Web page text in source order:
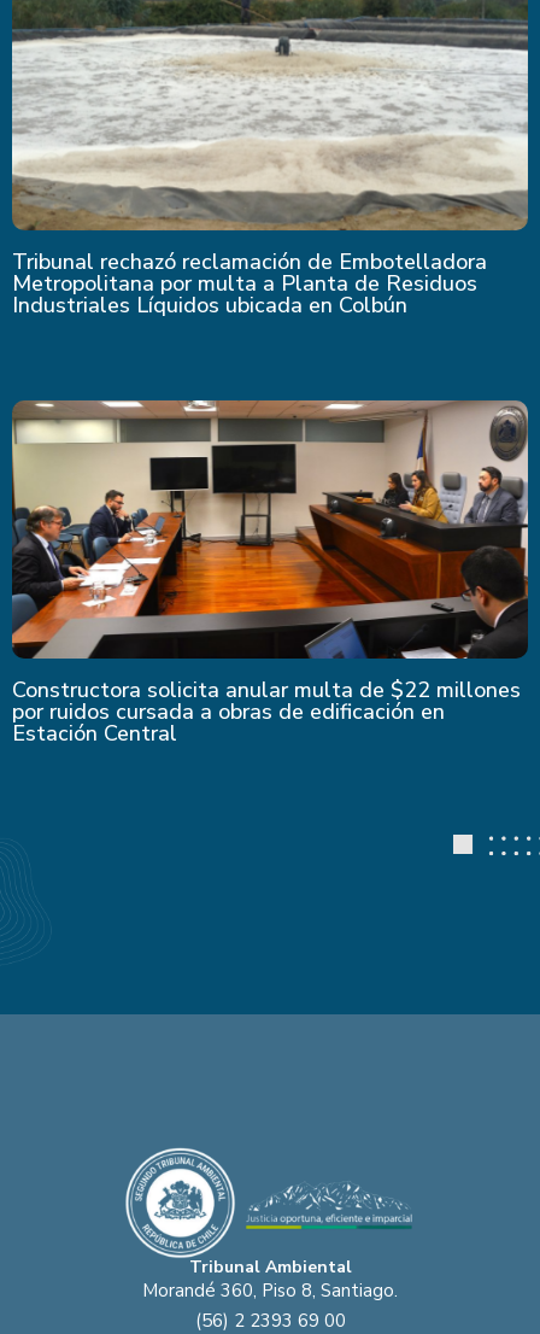
Tribunal rechazó reclamación de Embotelladora
Metropolitana por multa a Planta de Residuos
Industriales Líquidos ubicada en Colbún
Constructora solicita anular multa de $22 millones
por ruidos cursada a obras de edificación en
Estación Central
Tribunal Ambiental
Morandé 360, Piso 8, Santiago.
(56) 2 2393 69 00